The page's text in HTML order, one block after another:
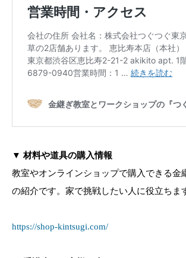
▼材料や道具の購入情報
教室やオンラインショップで購入できる金
の紹介です。家で挑戦したい人に役立ちま
https://shop-kintsugi.com/